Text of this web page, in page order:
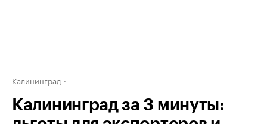
Калининград
Калининград за 3 минуты: